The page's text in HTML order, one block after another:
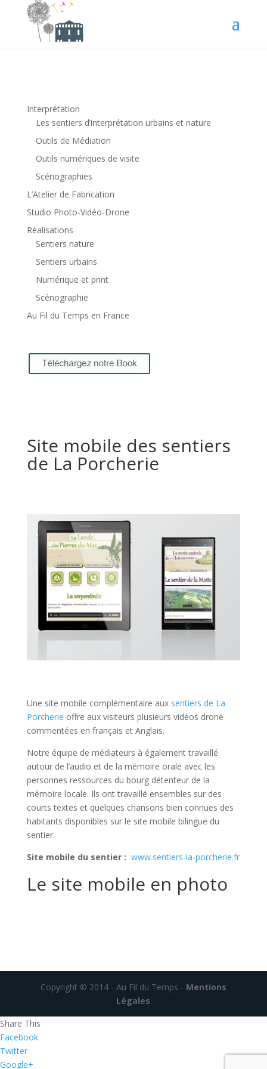
Interprétation
Les sentiers d’interprétation urbains et nature
Outils de Médiation
Outils numériques de visite
Scénographies
L’Atelier de Fabrication
Studio Photo-Vidéo-Drone
Réalisations
Sentiers nature
Sentiers urbains
Numérique et print
Scénographie
Au Fil du Temps en France
Site mobile des sentiers
de La Porcherie
Une site mobile complémentaire aux sentiers de La
Porcherie offre aux visiteurs plusieurs vidéos drone
commentées en français et Anglais.
Notre équipe de médiateurs à également travaillé
autour de l’audio et de la mémoire orale avec les
personnes ressources du bourg détenteur de la
mémoire locale. Ils ont travaillé ensembles sur des
courts textes et quelques chansons bien connues des
habitants disponibles sur le site mobile bilingue du
sentier
Site mobile du sentier :www.sentiers-la-porcherie.fr
Le site mobile en photo
Copyright © 2014 - Au Fil du Temps - Mentions
Légales
Share This
Facebook
Twitter
Google+